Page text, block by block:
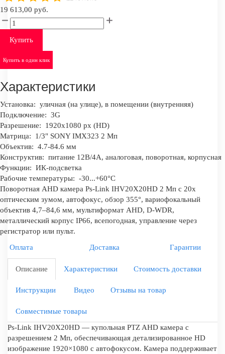
19 613,00 руб.
Купить
Купить в один клик
Характеристики
Установка: уличная (на улице), в помещении (внутренняя)
Подключение: 3G
Разрешение:
1920x1080 px (HD)
Матрица:
1/3" SONY IMX323 2 Мп
Объектив: 4.7-84.6 мм
Конструктив: питание 12В/4А, аналоговая, поворотная, корпусная
Функции: ИК-подсветка
Рабочие температуры: -30...+60°C
Поворотная AHD камера Ps-Link IHV20X20HD 2 Мп с 20x
оптическим зумом, автофокус, обзор 355°, вариофокальный
объектив 4,7–84,6 мм, мультиформат AHD, D-WDR,
металлический корпус IP66, всепогодная, управление через
регистратор или пульт.
Оплата
Доставка Гарантии
Описание Характеристики Стоимость доставки
Инструкции Видео Отзывы на товар
Совместимые товары
Ps-Link IHV20X20HD — купольная PTZ AHD камера с
разрешением 2 Мп, обеспечивающая детализированное HD
изображение 1920×1080 с автофокусом. Камера поддерживает